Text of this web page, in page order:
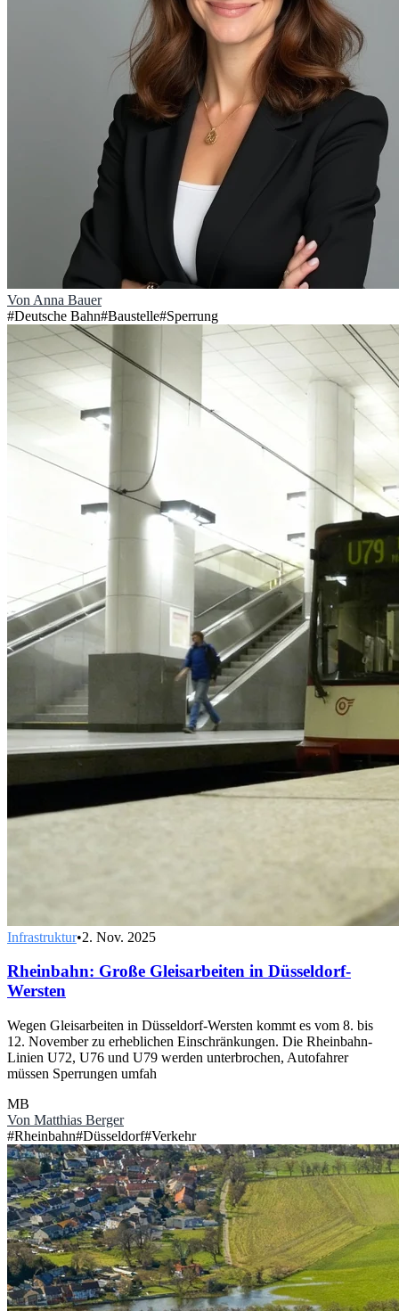
Von Anna Bauer
#Deutsche Bahn#Baustelle#Sperrung
Infrastruktur•2. Nov. 2025
Rheinbahn: Große Gleisarbeiten in Düsseldorf-
Wersten
Wegen Gleisarbeiten in Düsseldorf-Wersten kommt es vom 8. bis
12. November zu erheblichen Einschränkungen. Die Rheinbahn-
Linien U72, U76 und U79 werden unterbrochen, Autofahrer
müssen Sperrungen umfah
MB
Von Matthias Berger
#Rheinbahn#Düsseldorf#Verkehr